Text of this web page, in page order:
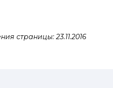
страницы: 23.11.2016